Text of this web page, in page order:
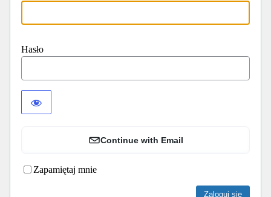
Hasło
Continue with Email
Zapamiętaj mnie